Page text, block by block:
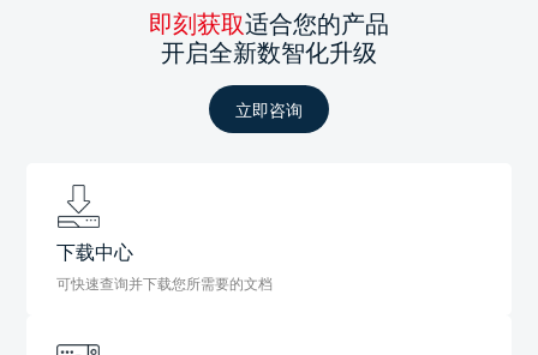
即刻获取适合您的产品
开启全新数智化升级
立即咨询
下载中心
可快速查询并下载您所需要的文档